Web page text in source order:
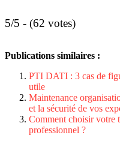
5/5 - (62 votes)
Publications similaires :
PTI DATI : 3 cas de
utile
Maintenance
et la sécurité de vos
Comment choisir votre
professionnel ?